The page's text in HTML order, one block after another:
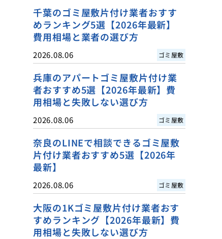
千葉のゴミ屋敷片付け業者おすす
めランキング5選【2026年最新】
費用相場と業者の選び方
2026.08.06 ゴミ屋敷
兵庫のアパートゴミ屋敷片付け業
者おすすめ5選【2026年最新】費
用相場と失敗しない選び方
2026.08.06 ゴミ屋敷
奈良のLINEで相談できるゴミ屋敷
片付け業者おすすめ5選【2026年
最新】
2026.08.06 ゴミ屋敷
大阪の1Kゴミ屋敷片付け業者おす
すめランキング【2026年最新】費
用相場と失敗しない選び方